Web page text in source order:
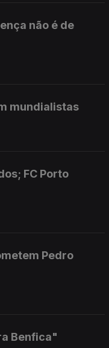
não é de
mundialistas
FC Porto
Pedro
Benfica"